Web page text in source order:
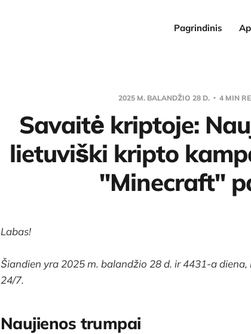
Pagrindinis
2025 M. BALANDŽIO 28 D. 4 MIN
Savaitė kriptoje:
lietuviški kripto
"Minecraft"
Labas!
Šiandien yra 2025 m. balandžio 28 d. ir 4431-a
24/7.
Naujienos trumpai